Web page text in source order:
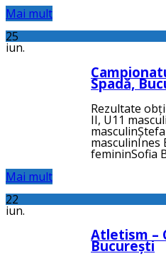
Mai mult
25
iun.
Spadă,
Rezultate
II, U11
masculinInes
femininSofia
Mai mult
22
iun.
Atletism –
București